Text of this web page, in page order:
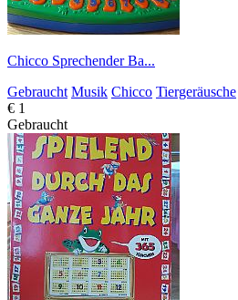
Chicco Sprechender Ba...
Gebraucht Musik Chicco Tiergeräusche
€ 1
Gebraucht